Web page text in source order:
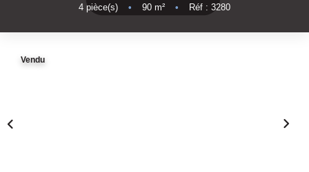
ESTIMER
4 pièce(s) • 90 m² • Réf : 3280
Vendu